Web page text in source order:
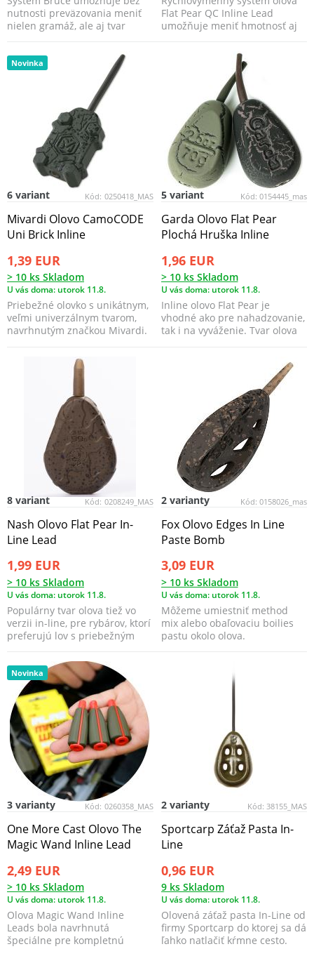
nutnosti preväzovania meniť
nielen gramáž, ale aj tvar
Flat Pear QC Inline Lead
umožňuje meniť hmotnosť aj
Novinka
Kód: 0250418_MAS
6 variant
Mivardi Olovo CamoCODE
Uni Brick Inline
1,39 EUR
> 10 ks Skladom
U vás doma: utorok 11.8.
Priebežné olovko s unikátnym,
veľmi univerzálnym tvarom,
navrhnutým značkou Mivardi.
Kód: 0154445_mas
5 variant
Garda Olovo Flat Pear
Plochá Hruška Inline
1,96 EUR
> 10 ks Skladom
U vás doma: utorok 11.8.
Inline olovo Flat Pear je
vhodné ako pre nahadzovanie,
tak i na vyváženie. Tvar olova
Kód: 0208249_MAS
8 variant
Nash Olovo Flat Pear In-
Line Lead
1,99 EUR
> 10 ks Skladom
U vás doma: utorok 11.8.
Populárny tvar olova tiež vo
verzii in-line, pre rybárov, ktorí
preferujú lov s priebežným
Kód: 0158026_mas
2 varianty
Fox Olovo Edges In Line
Paste Bomb
3,09 EUR
> 10 ks Skladom
U vás doma: utorok 11.8.
Môžeme umiestniť method
mix alebo obaľovaciu boilies
pastu okolo olova.
Novinka
Kód: 0260358_MAS
3 varianty
One More Cast Olovo The
Magic Wand Inline Lead
2,49 EUR
> 10 ks Skladom
U vás doma: utorok 11.8.
Olova Magic Wand Inline
Leads bola navrhnutá
špeciálne pre kompletnú
Kód: 38155_MAS
2 varianty
Sportcarp Záťaž Pasta In-
Line
0,96 EUR
9 ks Skladom
U vás doma: utorok 11.8.
Olovená záťaž pasta In-Line od
firmy Sportcarp do ktorej sa dá
ľahko natlačiť kŕmne cesto.​